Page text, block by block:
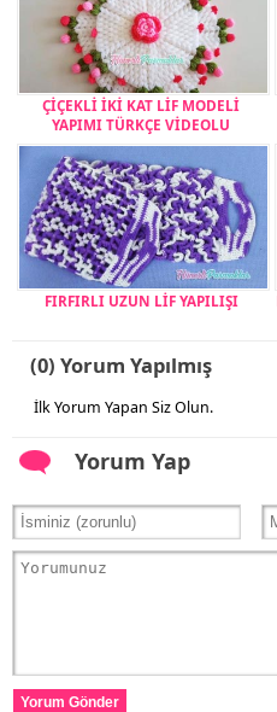
ÇİÇEKLİ İKİ KAT LİF MODELİ
YAPIMI TÜRKÇE VİDEOLU
FIRFIRLI UZUN LİF YAPILIŞI
(0) Yorum Yapılmış
İlk Yorum Yapan Siz Olun.
Yorum Yap
Yorum Gönder